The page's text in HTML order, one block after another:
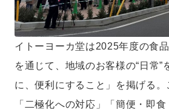
イトーヨーカ堂は2025年度の食
を通じて、地域のお客様の“日常”
に、便利にすること」を掲げる。
「二極化への対応」「簡便・即食